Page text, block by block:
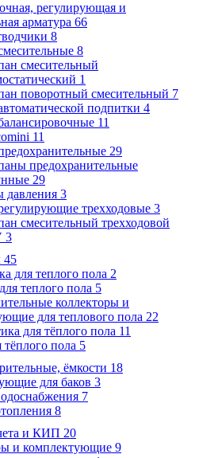
регулирующая и
арматура 66
8
8
cмесительный
1
поворотный cмесительный 7
подпитки 4
11
11
29
предохранительные
29
давления 3
трехходовые 3
смесительный трехходовой
3
45
для теплого пола 2
теплого пола 5
коллекторы и
для теплового пола 22
для тёплого пола 11
пола 5
ёмкости 18
для баков 3
7
8
и КИП 20
и комплектующие 9